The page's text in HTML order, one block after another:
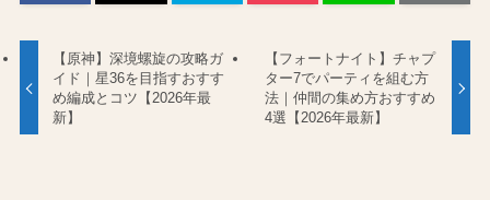
【原神】深境螺旋の攻略ガ
イド｜星36を目指すおすす
め編成とコツ【2026年最
新】
【フォートナイト】チャプ
ター7でパーティを組む方
法｜仲間の集め方おすすめ
4選【2026年最新】